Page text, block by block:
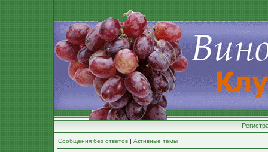
Сообщения без ответов | Активные темы